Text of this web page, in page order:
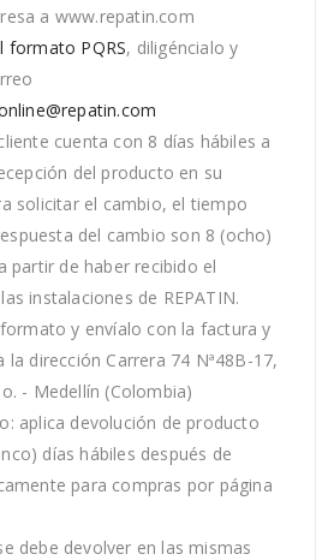
a www.repatin.com
formato PQRS, diligéncialo y
cuenta con 8 días hábiles a
del producto en su
solicitar el cambio, el tiempo
del cambio son 8 (ocho)
partir de haber recibido el
instalaciones de REPATIN.
y envíalo con la factura y
la dirección Carrera 74 Nª48B-17,
- Medellín (Colombia)
aplica devolución de producto
días hábiles después de
para compras por página
debe devolver en las mismas